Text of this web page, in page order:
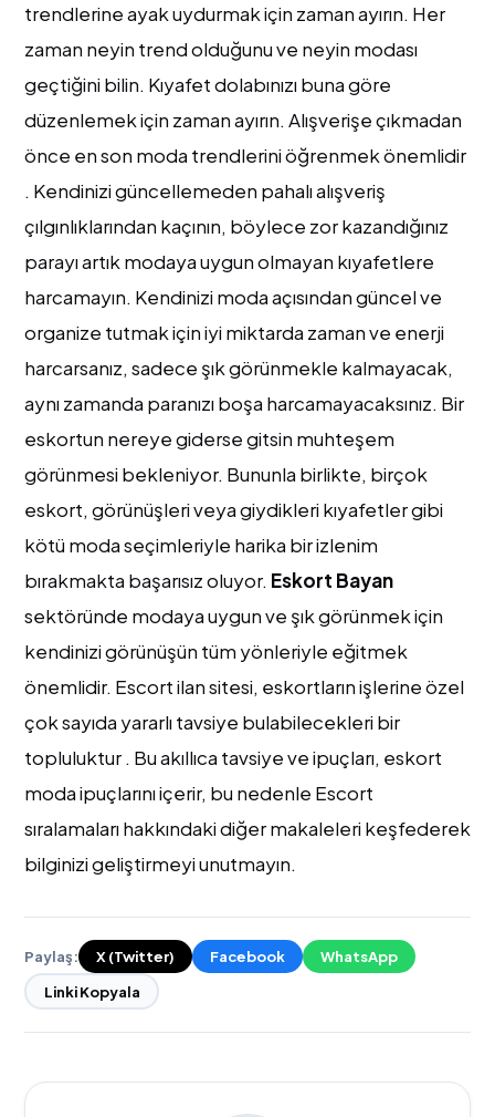
trendlerine ayak uydurmak için zaman ayırın. Her
zaman neyin trend olduğunu ve neyin modası
geçtiğini bilin. Kıyafet dolabınızı buna göre
düzenlemek için zaman ayırın. Alışverişe çıkmadan
önce en son moda trendlerini öğrenmek önemlidir
. Kendinizi güncellemeden pahalı alışveriş
çılgınlıklarından kaçının, böylece zor kazandığınız
parayı artık modaya uygun olmayan kıyafetlere
harcamayın. Kendinizi moda açısından güncel ve
organize tutmak için iyi miktarda zaman ve enerji
harcarsanız, sadece şık görünmekle kalmayacak,
aynı zamanda paranızı boşa harcamayacaksınız. Bir
eskortun nereye giderse gitsin muhteşem
görünmesi bekleniyor. Bununla birlikte, birçok
eskort, görünüşleri veya giydikleri kıyafetler gibi
kötü moda seçimleriyle harika bir izlenim
bırakmakta başarısız oluyor. Eskort Bayan
sektöründe modaya uygun ve şık görünmek için
kendinizi görünüşün tüm yönleriyle eğitmek
önemlidir. Escort ilan sitesi, eskortların işlerine özel
çok sayıda yararlı tavsiye bulabilecekleri bir
topluluktur . Bu akıllıca tavsiye ve ipuçları, eskort
moda ipuçlarını içerir, bu nedenle Escort
sıralamaları hakkındaki diğer makaleleri keşfederek
bilginizi geliştirmeyi unutmayın.
Paylaş: X (Twitter) Facebook
WhatsApp
Linki Kopyala